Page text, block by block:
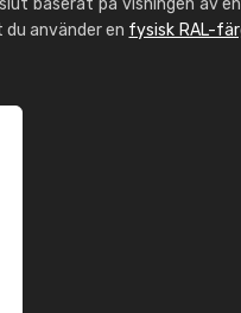
baserat på visningen av
använder en fysisk RAL-